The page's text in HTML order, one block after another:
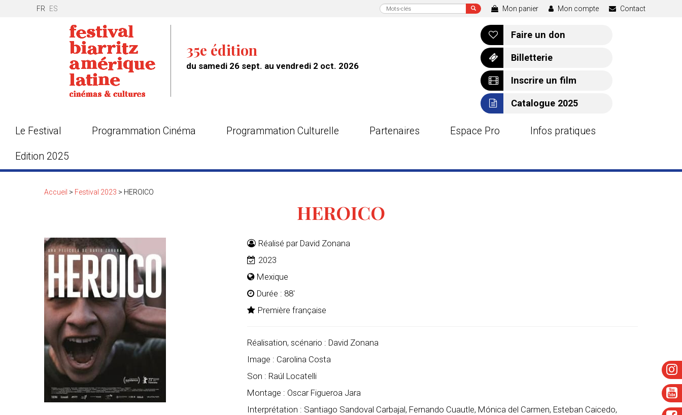
FR ES Mon panier Mon compte Contact
35e édition
du samedi 26 sept. au vendredi 2 oct. 2026
Faire un don
Billetterie
Inscrire un film
Catalogue 2025
Le Festival Programmation Cinéma Programmation Culturelle Partenaires Espace Pro Infos pratiques
Edition 2025
Accueil > Festival 2023 > HEROICO
HEROICO
Réalisé par David Zonana
2023
Mexique
Durée : 88'
Première française
Réalisation, scénario : David Zonana
Image : Carolina Costa
Son : Raúl Locatelli
Montage : Oscar Figueroa Jara
Interprétation : Santiago Sandoval Carbajal, Fernando Cuautle, Mónica del Carmen, Esteban Caicedo,